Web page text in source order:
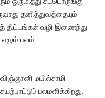
தனித்துவத்தையும்
திட்டங்கள் வழி இணைந்து
பலம்
மயில்சாமி
பலமளிக்கிறது.